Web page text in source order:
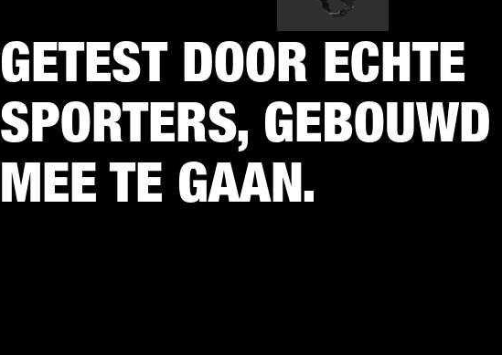
GETEST DOOR ECHTE
SPORTERS,
MEE TE GAAN.